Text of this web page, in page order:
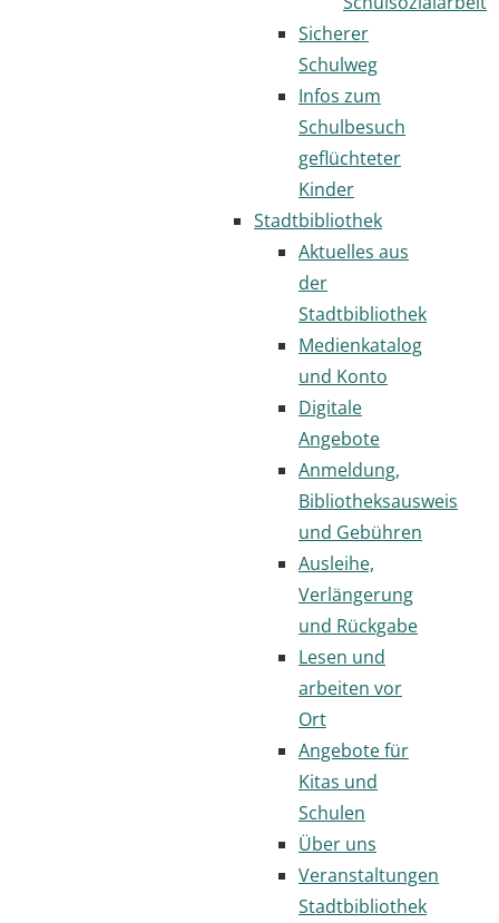
Sicherer
Schulweg
Infos zum
Schulbesuch
geflüchteter
Kinder
Stadtbibliothek
Aktuelles aus
der
Stadtbibliothek
Medienkatalog
und Konto
Digitale
Angebote
Anmeldung,
Bibliotheksausweis
und Gebühren
Ausleihe,
Verlängerung
und Rückgabe
Lesen und
arbeiten vor
Ort
Angebote für
Kitas und
Schulen
Über uns
Veranstaltungen
Stadtbibliothek